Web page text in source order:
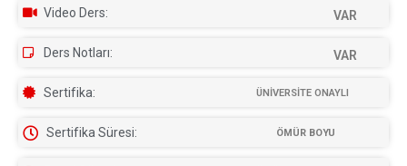
Video Ders: VAR
Ders Notları: VAR
Sertifika: ÜNİVERSİTE ONAYLI
Sertifika Süresi: ÖMÜR BOYU